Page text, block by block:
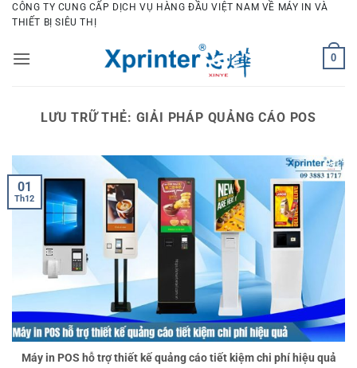
Bỏ
qua
dung
CÔNG TY CUNG CẤP DỊCH VỤ HÀNG ĐẦU VIỆT NAM VỀ MÁY IN VÀ
THIẾT BỊ SIÊU THỊ
0
LƯU TRỮ THẺ: GIẢI PHÁP QUẢNG CÁO POS
Máy in POS hỗ trợ thiết kế quảng cáo tiết kiệm chi phí hiệu quả
01
Th12